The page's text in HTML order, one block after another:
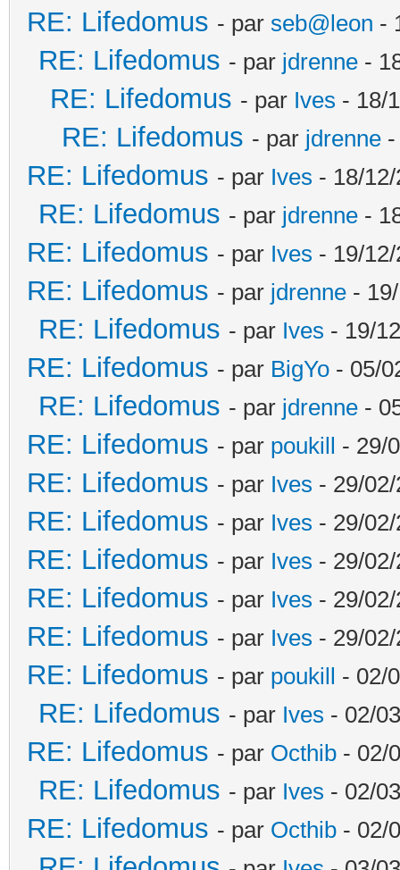
RE: Lifedomus - par seb@leon -
RE: Lifedomus - par jdrenne -
RE: Lifedomus - par Ives - 18/
RE: Lifedomus - par jdrenne
RE: Lifedomus - par Ives - 18/
RE: Lifedomus - par jdrenne -
RE: Lifedomus - par Ives - 19/
RE: Lifedomus - par jdrenne -
RE: Lifedomus - par Ives - 19/
RE: Lifedomus - par BigYo - 05/
RE: Lifedomus - par jdrenne -
RE: Lifedomus - par poukill - 29/
RE: Lifedomus - par Ives - 29/
RE: Lifedomus - par Ives - 29/
RE: Lifedomus - par Ives - 29/
RE: Lifedomus - par Ives - 29/
RE: Lifedomus - par Ives - 29/
RE: Lifedomus - par poukill - 02/
RE: Lifedomus - par Ives - 02/
RE: Lifedomus - par Octhib - 02/
RE: Lifedomus - par Ives - 02/
RE: Lifedomus - par Octhib - 02/